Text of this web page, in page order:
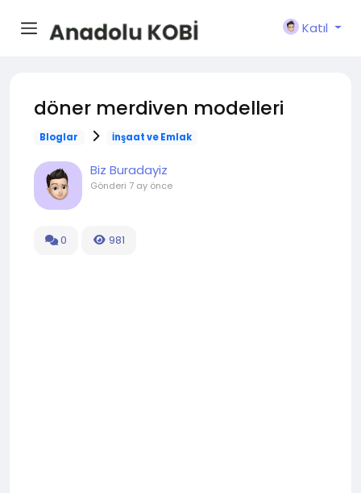
Katıl
döner merdiven modelleri
Bloglar İnşaat ve Emlak
Biz Buradayiz
Gönderi 7 ay önce
0 981